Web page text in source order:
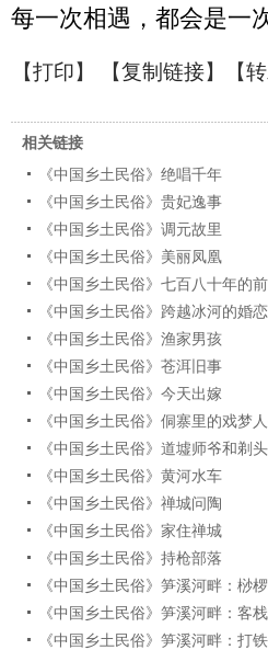
每一次相遇，都会是一
【打印】 【复制链接】【
相关链接
《中国乡土民俗》绝唱千年
《中国乡土民俗》贵妃逸事
《中国乡土民俗》调元故里
《中国乡土民俗》美丽凤凰
《中国乡土民俗》七百八十年的
《中国乡土民俗》跨越冰河的婚恋
《中国乡土民俗》渔家男孩
《中国乡土民俗》苍洱旧事
《中国乡土民俗》今天出嫁
《中国乡土民俗》侗寨里的戏梦
《中国乡土民俗》道墟师爷和剃
《中国乡土民俗》黄河水车
《中国乡土民俗》禅城问陶
《中国乡土民俗》家住禅城
《中国乡土民俗》持枪部落
《中国乡土民俗》笋溪河畔：桫
《中国乡土民俗》笋溪河畔：客栈
《中国乡土民俗》笋溪河畔：打